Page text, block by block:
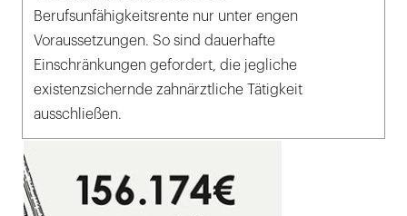
Berufsunfähigkeitsrente nur unter engen
Voraussetzungen. So sind dauerhafte
Einschränkungen gefordert, die jegliche
existenzsichernde zahnärztliche Tätigkeit
ausschließen.